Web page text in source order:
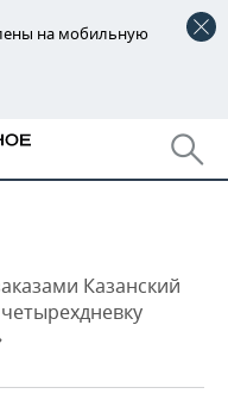
на мобильную
Казанский